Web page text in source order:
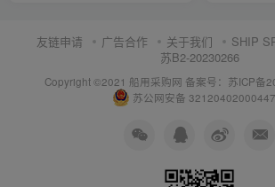
友链申请 广告合作 关于我们
SHIP
苏B2-20230266
Copyright ©2021 船用采购网 备案号：苏ICP备
苏公网安备